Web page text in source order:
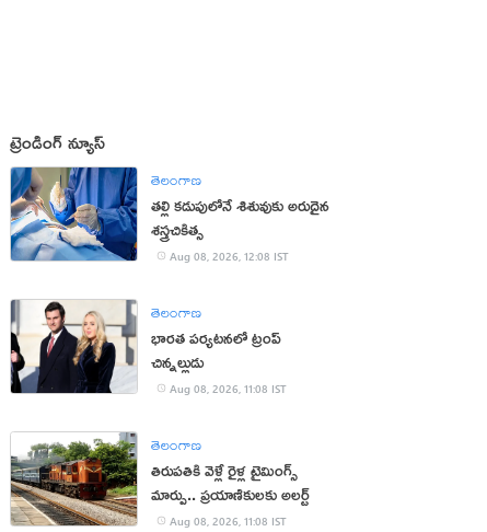
ట్రెండింగ్ న్యూస్
తెలంగాణ
తల్లి కడుపులోనే శిశువుకు అరుదైన
శస్త్రచికిత్స
Aug 08, 2026, 12:08 IST
తెలంగాణ
భారత పర్యటనలో ట్రంప్‌
చిన్నల్లుడు
Aug 08, 2026, 11:08 IST
తెలంగాణ
తిరుపతికి వెళ్లే రైళ్ల టైమింగ్స్
మార్పు.. ప్రయాణికులకు అలర్ట్
Aug 08, 2026, 11:08 IST